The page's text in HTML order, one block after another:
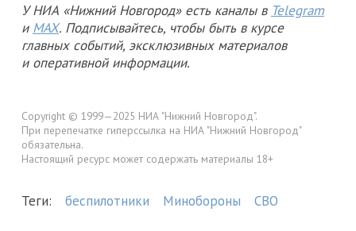
У НИА «Нижний Новгород» есть каналы в Telegram
и MAX. Подписывайтесь, чтобы быть в курсе
главных событий, эксклюзивных материалов
и оперативной информации.
Copyright © 1999—2025 НИА "Нижний Новгород".
При перепечатке гиперссылка на НИА "Нижний Новгород"
обязательна.
Настоящий ресурс может содержать материалы 18+
Теги: беспилотники Минобороны СВО